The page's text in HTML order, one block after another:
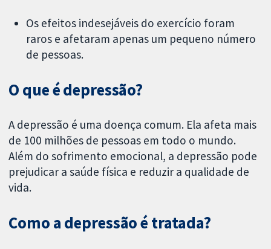
Os efeitos indesejáveis do exercício foram
raros e afetaram apenas um pequeno número
de pessoas.
O que é depressão?
A depressão é uma doença comum. Ela afeta mais
de 100 milhões de pessoas em todo o mundo.
Além do sofrimento emocional, a depressão pode
prejudicar a saúde física e reduzir a qualidade de
vida.
Como a depressão é tratada?